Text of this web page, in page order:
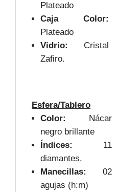
Plateado
Caja Color:
Plateado
Vidrio:
Cristal
Zafiro.
Esfera/Tablero
Color:
Nácar
negro brillante
Índices:
11
diamantes.
Manecillas:
02
agujas (h:m)